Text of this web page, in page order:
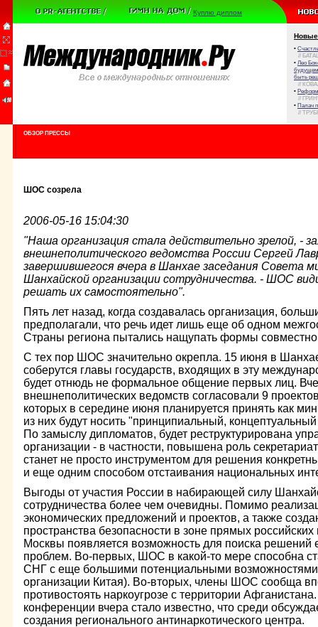
Куплю диплом
Новые
•
//
• Лео
будущем
быть
//
•
//
• Палач
//
ОБЗОР ПРЕССЫ
ШОС созрела
2006-05-16 15:04:30
"Наша организация стала действительно зрелой, -
внешнеполитического ведомства России Сергей
завершившегося вчера в Шанхае заседания Совета
Шанхайской организации сотрудничества. - ШОС
решать их самостоятельно".
Пять лет назад, когда создавалась организация,
предполагали, что речь идет лишь еще об одном
Страны региона пытались нащупать формы
С тех пор ШОС значительно окрепла. 15 июня в
соберутся главы государств, входящих в эту
будет отнюдь не формальное общение первых лиц.
внешнеполитических ведомств согласовали 9
которых в середине июня планируется принять как
из них будут носить "принципиальный,
По замыслу дипломатов, будет реструктурирована
организации - в частности, повышена роль
станет не просто инструментом для решения
и еще одним способом отстаивания национальных
Выгоды от участия России в набирающей силу
сотрудничества более чем очевидны. Помимо
экономических предложений и проектов, а также
пространства безопасности в зоне прямых
Москвы появляется возможность для поиска
проблем. Во-первых, ШОС в какой-то мере способна
СНГ с еще большими потенциальными возможностями
организации Китая). Во-вторых, члены ШОС сообща
противостоять наркоугрозе с территории
конференции вчера стало известно, что среди
создания регионального антинаркотического центра.